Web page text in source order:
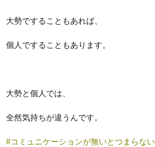
大勢ですることもあれば、
個人ですることもあります。
大勢と個人では、
全然気持ちが違うんです。
#コミュニケーションが無いとつまらない